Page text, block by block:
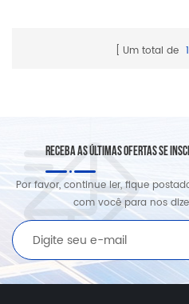
Um total de 1
RECEBA AS ÚLTIMAS OFERTAS SE
Por favor, continue ler, fique
com você para nos